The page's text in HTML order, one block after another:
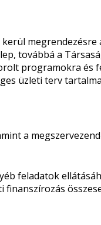
továbbá a
programokra és
üzleti terv
a
feladatok